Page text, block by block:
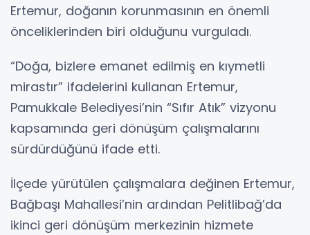
Ertemur, doğanın korunmasının en önemli
önceliklerinden biri olduğunu vurguladı.
“Doğa, bizlere emanet edilmiş en kıymetli
mirastır” ifadelerini kullanan Ertemur,
Pamukkale Belediyesi’nin “Sıfır Atık” vizyonu
kapsamında geri dönüşüm çalışmalarını
sürdürdüğünü ifade etti.
İlçede yürütülen çalışmalara değinen Ertemur,
Bağbaşı Mahallesi’nin ardından Pelitlibağ’da
ikinci geri dönüşüm merkezinin hizmete